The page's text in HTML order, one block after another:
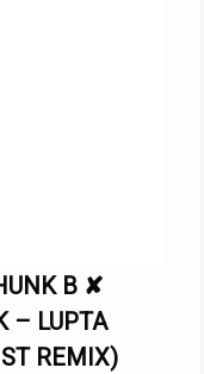
B ✘
– LUPTA
REMIX)